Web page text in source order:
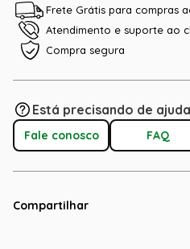
Frete Grátis para compras
Atendimento e suporte ao
Compra segura
Está precisando de
Fale conosco FAQ
Compartilhar